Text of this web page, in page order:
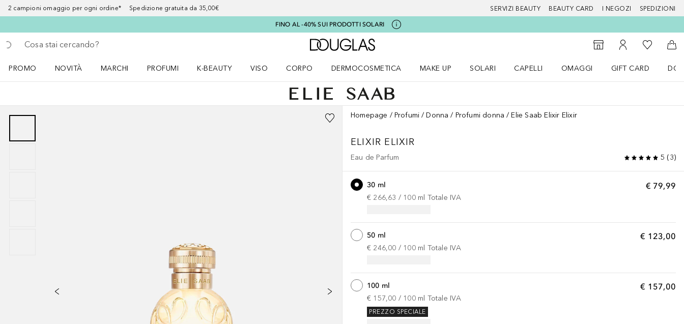
2 campioni omaggio per ogni ordine* Spedizione gratuita da 35,00€ SERVIZI BEAUTY BEAUTY CARD I NEGOZI SPEDIZIONI
FINO AL -40% SUI PRODOTTI SOLARI
Torna indietro
Esegui ricerca
A Douglas Home
StorefinderAl Mio Account
Alla Mia
Al
PROMO
NOVITÀ
MARCHI
PROFUMI
K-BEAUTY
VISO
CORPO
DERMOCOSMETICA
MAKE UP
SOLARI
CAPELLI
OMAGGI
GIFT CARD
Homepage Profumi Donna Profumi donna Elie Saab Elixir Elixir
ELIXIR ELIXIR
Eau de Parfum 5 (3)
€ 79,99
30 ml
€ 266,63 / 100 ml Totale IVA
€ 123,00
50 ml
€ 246,00 / 100 ml Totale IVA
€ 157,00
100 ml
€ 157,00 / 100 ml Totale IVA
PREZZO SPECIALE